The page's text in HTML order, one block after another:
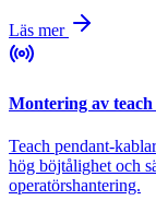
Läs mer
Montering av
Teach pendant-
hög böjtålighet och
operatörshantering.